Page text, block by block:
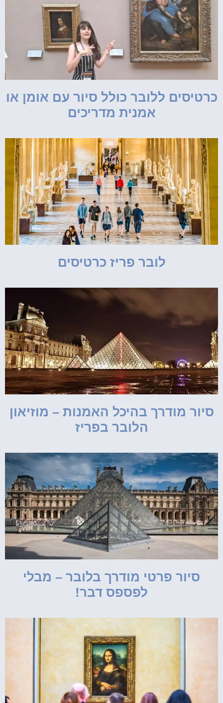
כרטיסים ללובר כולל סיור עם אומן או
אמנית מדריכים
לובר פריז כרטיסים
סיור מודרך בהיכל האמנות – מוזיאון
הלובר בפריז
סיור פרטי מודרך בלובר – מבלי
לפספס דבר!